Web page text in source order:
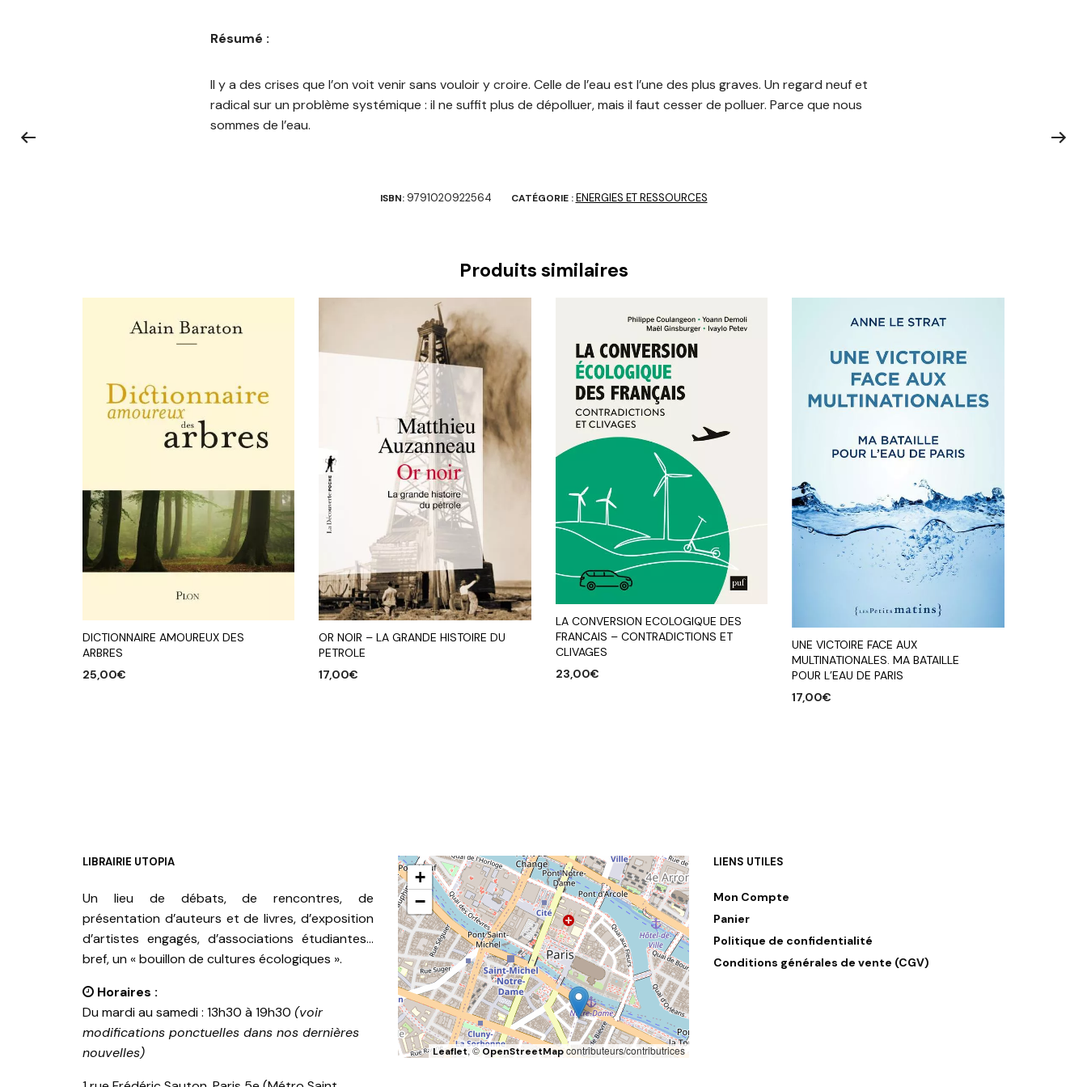
Résumé :
Il y a des crises que l’on voit venir sans vouloir y croire. Celle de l’eau est l’une des plus graves. Un regard neuf et
radical sur un problème systémique : il ne suffit plus de dépolluer, mais il faut cesser de polluer. Parce que nous
sommes de l’eau.
ISBN: 9791020922564 CATÉGORIE :ENERGIES ET RESSOURCES
Produits similaires
DICTIONNAIRE AMOUREUX DES
ARBRES
25,00€
OR NOIR – LA GRANDE HISTOIRE DU
PETROLE
17,00€
LA CONVERSION ECOLOGIQUE DES
FRANCAIS – CONTRADICTIONS ET
CLIVAGES
23,00€
UNE VICTOIRE FACE AUX
MULTINATIONALES. MA BATAILLE
POUR L’EAU DE PARIS
17,00€
LIBRAIRIE UTOPIA
Un lieu de débats, de rencontres, de
présentation d’auteurs et de livres, d’exposition
d’artistes engagés, d’associations étudiantes…
bref, un « bouillon de cultures écologiques ».
Horaires :
Du mardi au samedi : 13h30 à 19h30 (voir
modifications ponctuelles dans nos dernières
nouvelles)
+
−
Leaflet, ©OpenStreetMapcontributeurs/contributrices
LIENS UTILES
Mon Compte
Panier
Politique de confidentialité
Conditions générales de vente (CGV)